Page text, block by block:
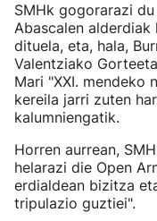
SMHk gogorarazi
Abascalen
dituela, eta, hala,
Valentziako
Mari "XXI. mendeko
kereila jarri zuten
kalumniengatik.
Horren aurrean,
helarazi die Open
erdialdean bizitza
tripulazio guztiei".